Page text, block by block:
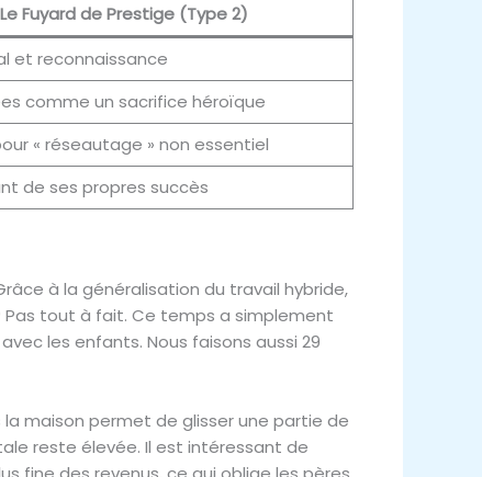
Le Fuyard de Prestige (Type 2)
et reconnaissance
comme un sacrifice héroïque
« réseautage » non essentiel
de ses propres succès
à la généralisation du travail hybride,
Pas tout à fait. Ce temps a simplement
les enfants. Nous faisons aussi 29
la maison permet de glisser une partie de
reste élevée. Il est intéressant de